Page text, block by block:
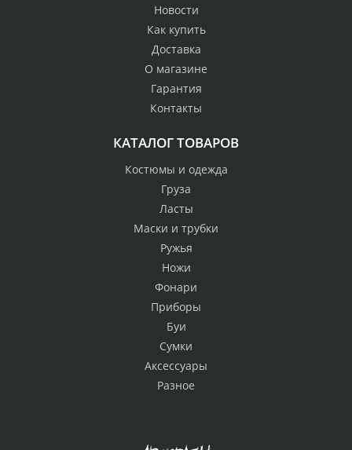
Новости
Как купить
Доставка
О магазине
Гарантия
Контакты
КАТАЛОГ ТОВАРОВ
Костюмы и одежда
Груза
Ласты
Маски и трубки
Ружья
Ножи
Фонари
Приборы
Буи
Сумки
Аксессуары
Разное